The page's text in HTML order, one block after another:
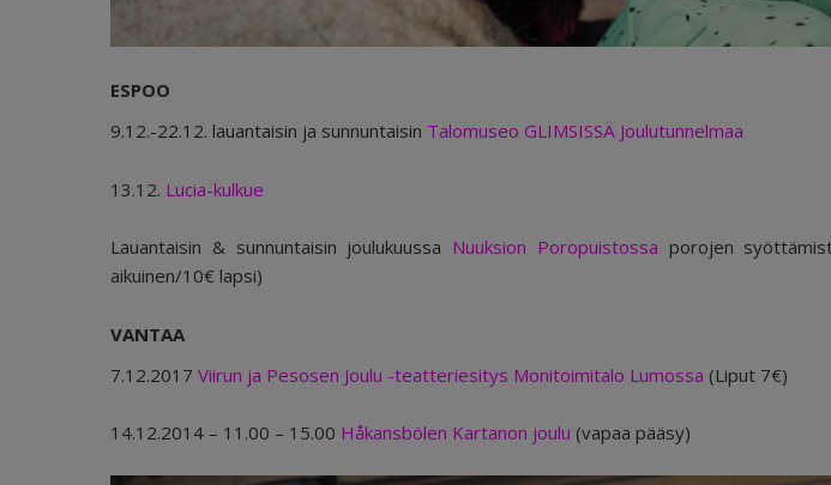
ESPOO
9.12.-22.12. lauantaisin ja sunnuntaisin Talomuseo GLIMSISSÄ Joulutunnelmaa
13.12. Lucia-kulkue
Lauantaisin & sunnuntaisin joulukuussa Nuuksion Poropuistossa porojen
aikuinen/10€ lapsi)
VANTAA
7.12.2017 Viirun ja Pesosen Joulu -teatteriesitys Monitoimitalo Lumossa (Liput 7€)
14.12.2014 – 11.00 – 15.00 Håkansbölen Kartanon joulu (vapaa pääsy)